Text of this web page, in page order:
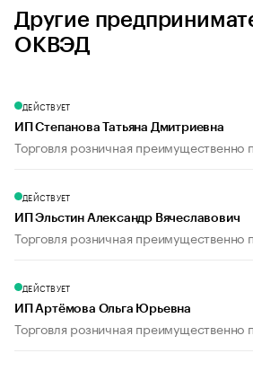
Другие
ОКВЭД
ДЕЙСТВУЕТ
ИП Степанова Татьяна Дмитриевна
Торговля розничная
ДЕЙСТВУЕТ
ИП Эльстин Александр Вячеславович
Торговля розничная
ДЕЙСТВУЕТ
ИП Артёмова Ольга Юрьевна
Торговля розничная